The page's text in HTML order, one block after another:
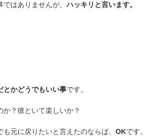
ではありませんが、ハッキリと言います。
とかどうでもいい事です。
か？彼といて楽しいか？
も元に戻りたいと言えたのならば、OKです。